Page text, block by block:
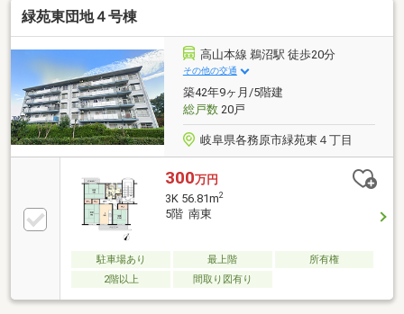
緑苑東団地４号棟
高山本線 鵜沼駅 徒歩20分
その他の交通
築42年9ヶ月/5階建
総戸数20戸
岐阜県各務原市緑苑東４丁目
300万円
3K 56.81m2
5階 南東
駐車場あり 最上階
所有権
2階以上
間取り図有り